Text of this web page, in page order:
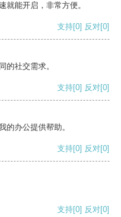
就能开启，非常方便。
支持[0] 反对[0]
的社交需求。
支持[0] 反对[0]
的办公提供帮助。
支持[0] 反对[0]
支持[0] 反对[0]